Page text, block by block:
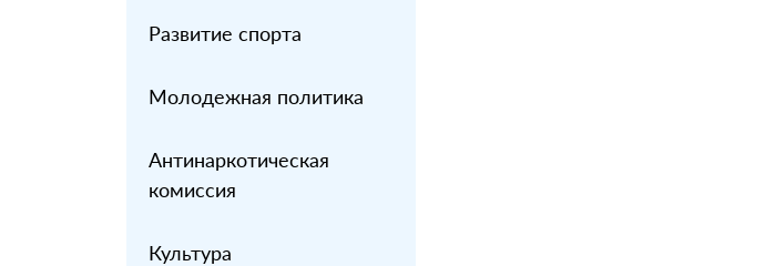
Развитие спорта
Молодежная политика
Антинаркотическая
комиссия
Культура